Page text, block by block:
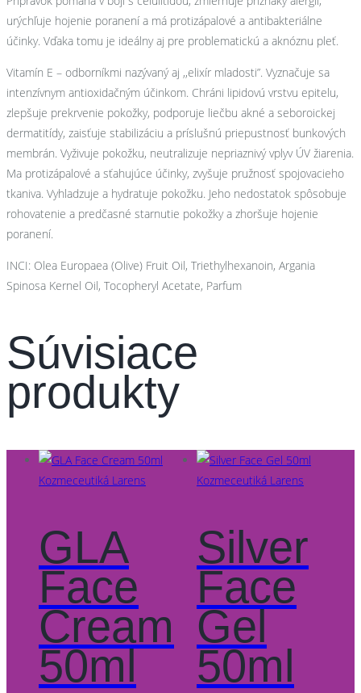
urýchľuje hojenie poranení a má protizápalové a antibakteriálne
účinky. Vďaka tomu je ideálny aj pre problematickú a aknóznu pleť.
Vitamín E – odborníkmi nazývaný aj ,,elixír mladosti”. Vyznačuje sa
intenzívnym antioxidačným účinkom. Chráni lipidovú vrstvu epitelu,
zlepšuje prekrvenie pokožky, podporuje liečbu akné a seboroickej
dermatitídy, zaisťuje stabilizáciu a príslušnú priepustnosť bunkových
membrán. Vyživuje pokožku, neutralizuje nepriaznivý vplyv ÚV žiarenia.
Ma protizápalové a sťahujúce účinky, zvyšuje pružnosť spojovacieho
tkaniva. Vyhladzuje a hydratuje pokožku. Jeho nedostatok spôsobuje
rohovatenie a predčasné starnutie pokožky a zhoršuje hojenie
poranení.
INCI: Olea Europaea (Olive) Fruit Oil, Triethylhexanoin, Argania
Spinosa Kernel Oil, Tocopheryl Acetate, Parfum
Súvisiace
produkty
Kozmeceutiká Larens
GLA
Face
Cream
50ml
Kozmeceutiká Larens
Silver
Face
Gel
50ml